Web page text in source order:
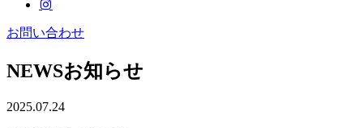
お問い合わせ
NEWSお知らせ
2025.07.24